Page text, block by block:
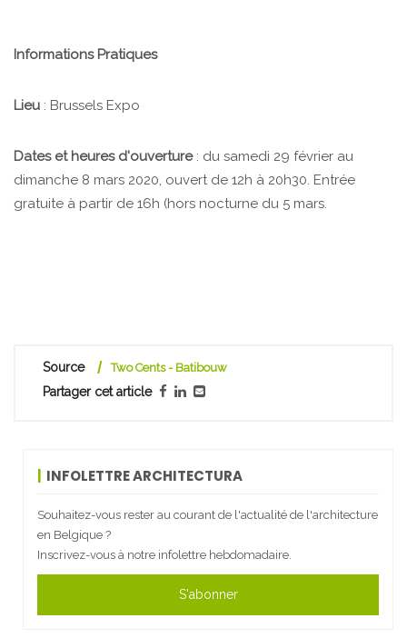
Informations Pratiques
Lieu : Brussels Expo
Dates et heures d'ouverture : du samedi 29 février au
dimanche 8 mars 2020, ouvert de 12h à 20h30. Entrée
gratuite à partir de 16h (hors nocturne du 5 mars.
Source Two Cents - Batibouw
Partager cet article
INFOLETTRE ARCHITECTURA
Souhaitez-vous rester au courant de l'actualité de l'architecture
en Belgique ?
Inscrivez-vous à notre infolettre hebdomadaire.
S'abonner